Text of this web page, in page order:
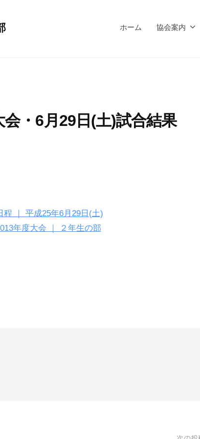
ホーム 協会案内
・6月29日(土)試合結果
｜ 平成25年6月29日(土)
年度大会 ｜ ２年生の部